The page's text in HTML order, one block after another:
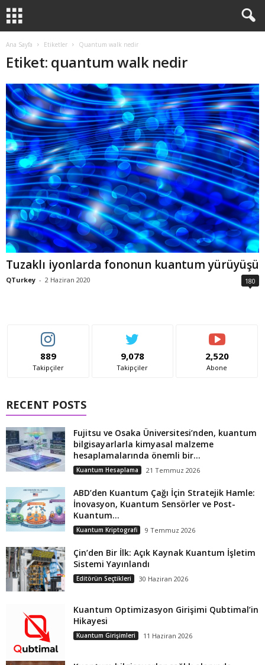
Ana Sayfa Etiketler Quantum walk nedir
Etiket: quantum walk nedir
Tuzaklı iyonlarda fononun kuantum yürüyüşü
QTurkey - 2 Haziran 2020 180
889
Takipçiler
9,078
Takipçiler
2,520
Abone
RECENT POSTS
Fujitsu ve Osaka Üniversitesi’nden, kuantum
bilgisayarlarla kimyasal malzeme
hesaplamalarında önemli bir...
Kuantum Hesaplama 21 Temmuz 2026
ABD’den Kuantum Çağı İçin Stratejik Hamle:
İnovasyon, Kuantum Sensörler ve Post-
Kuantum...
Kuantum Kriptografi 9 Temmuz 2026
Çin’den Bir İlk: Açık Kaynak Kuantum İşletim
Sistemi Yayınlandı
Editörün Seçtikleri 30 Haziran 2026
Kuantum Optimizasyon Girişimi Qubtimal’in
Hikayesi
Kuantum Girişimleri 11 Haziran 2026